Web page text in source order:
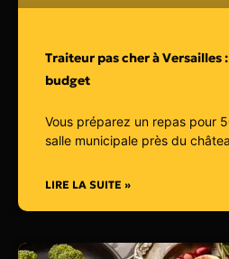
Traiteur pas cher à
budget
Vous préparez un repas pour
salle municipale près du
LIRE LA SUITE »